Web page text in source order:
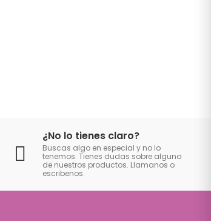
¿No lo tienes claro?
Buscas algo en especial y no lo
tenemos. Tienes dudas sobre alguno
de nuestros productos. Llamanos o
escribenos.